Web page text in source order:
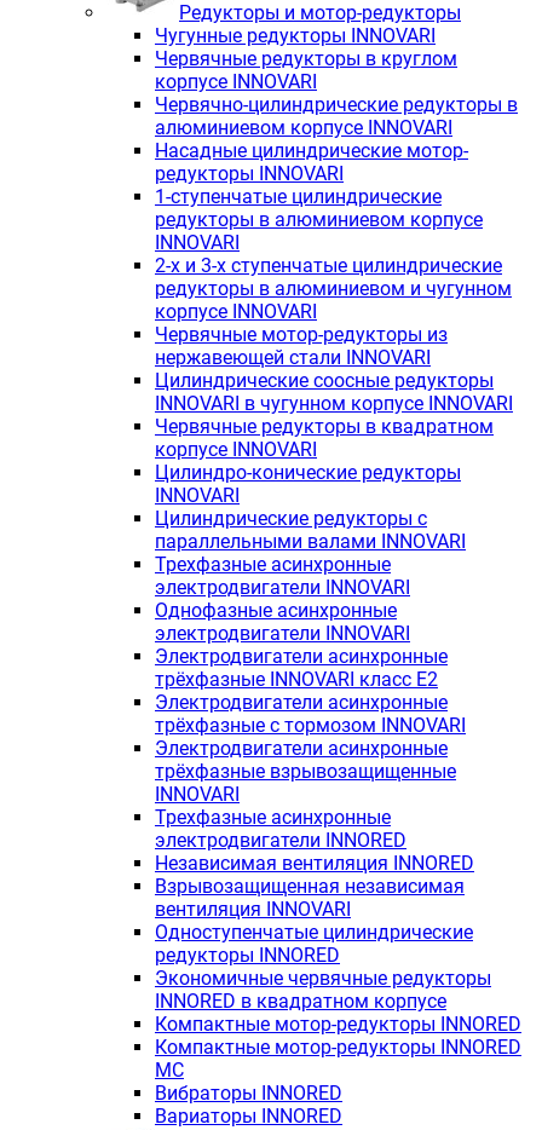
Редукторы и мотор-редукторы
Чугунные редукторы INNOVARI
Червячные редукторы в круглом
корпусе INNOVARI
Червячно-цилиндрические редукторы в
алюминиевом корпусе INNOVARI
Насадные цилиндрические мотор-
редукторы INNOVARI
1-ступенчатые цилиндрические
редукторы в алюминиевом корпусе
INNOVARI
2-х и 3-х ступенчатые цилиндрические
редукторы в алюминиевом и чугунном
корпусе INNOVARI
Червячные мотор-редукторы из
нержавеющей стали INNOVARI
Цилиндрические соосные редукторы
INNOVARI в чугунном корпусе INNOVARI
Червячные редукторы в квадратном
корпусе INNOVARI
Цилиндро-конические редукторы
INNOVARI
Цилиндрические редукторы с
параллельными валами INNOVARI
Трехфазные асинхронные
электродвигатели INNOVARI
Однофазные асинхронные
электродвигатели INNOVARI
Электродвигатели асинхронные
трёхфазные INNOVARI класс E2
Электродвигатели асинхронные
трёхфазные с тормозом INNOVARI
Электродвигатели асинхронные
трёхфазные взрывозащищенные
INNOVARI
Трехфазные асинхронные
электродвигатели INNORED
Независимая вентиляция INNORED
Взрывозащищенная независимая
вентиляция INNOVARI
Одноступенчатые цилиндрические
редукторы INNORED
Экономичные червячные редукторы
INNORED в квадратном корпусе
Компактные мотор-редукторы INNORED
Компактные мотор-редукторы INNORED
MC
Вибраторы INNORED
Вариаторы INNORED